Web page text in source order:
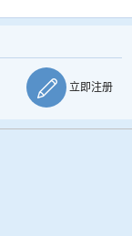
立即注册